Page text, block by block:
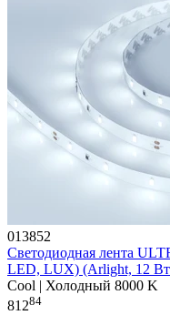
013852
Светодиодная лента
LED, LUX) (Arlight, 12
Cool | Холодный 8000 K
81284